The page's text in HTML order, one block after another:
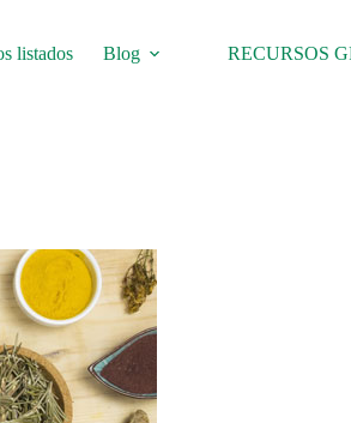
listados Blog RECURSOS